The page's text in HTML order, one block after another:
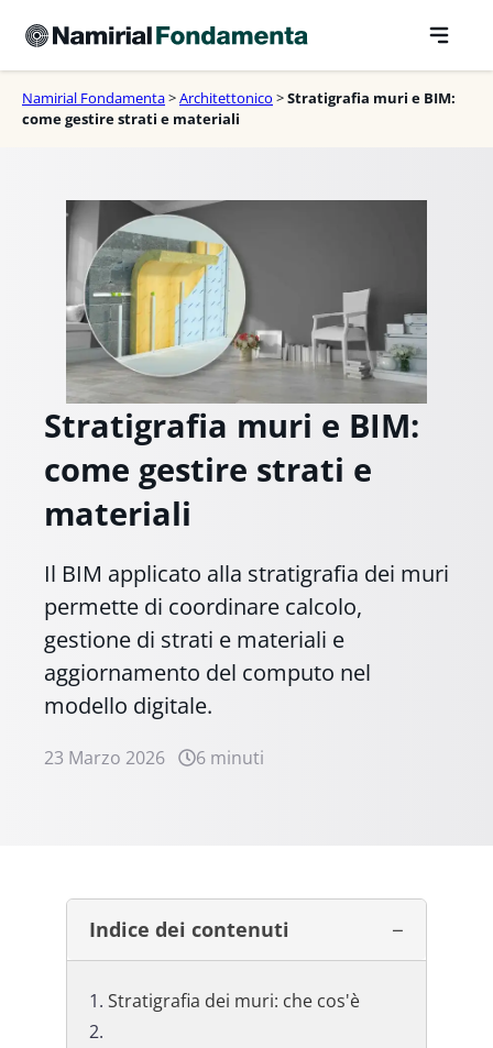
contenuto
Namirial Fondamenta>Architettonico >Stratigrafia muri e BIM:
come gestire strati e materiali
Stratigrafia muri e BIM:
come gestire strati e
materiali
Il BIM applicato alla stratigrafia dei muri
permette di coordinare calcolo,
gestione di strati e materiali e
aggiornamento del computo nel
modello digitale.
23 Marzo 2026 6 minuti
Indice dei contenuti
Stratigrafia dei muri: che cos'è